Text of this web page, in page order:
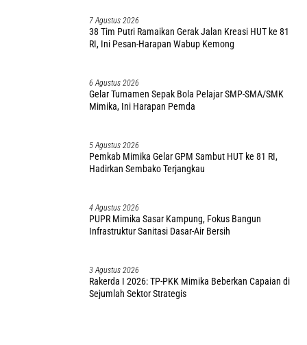
7 Agustus 2026
38 Tim Putri Ramaikan Gerak Jalan Kreasi HUT ke 81
RI, Ini Pesan-Harapan Wabup Kemong
6 Agustus 2026
Gelar Turnamen Sepak Bola Pelajar SMP-SMA/SMK
Mimika, Ini Harapan Pemda
5 Agustus 2026
Pemkab Mimika Gelar GPM Sambut HUT ke 81 RI,
Hadirkan Sembako Terjangkau
4 Agustus 2026
PUPR Mimika Sasar Kampung, Fokus Bangun
Infrastruktur Sanitasi Dasar-Air Bersih
3 Agustus 2026
Rakerda I 2026: TP-PKK Mimika Beberkan Capaian di
Sejumlah Sektor Strategis